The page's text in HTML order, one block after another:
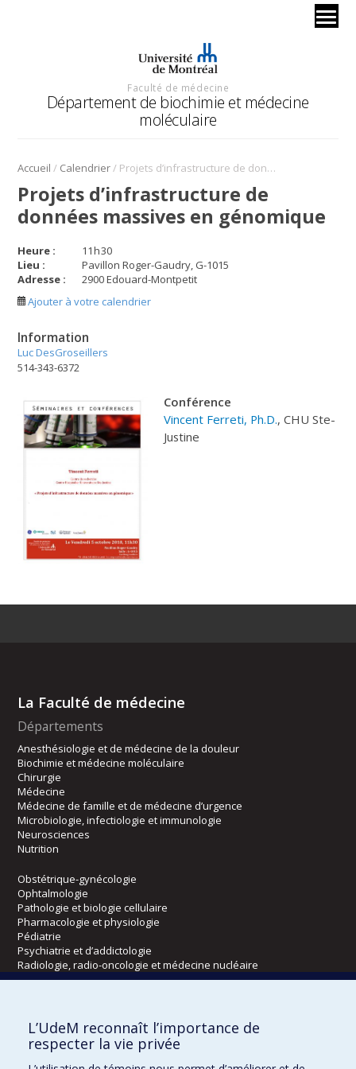
Faculté de médecine
Département de biochimie et médecine
moléculaire
Accueil / Calendrier/ Projets d’infrastructure de données massives en génomique
Projets d’infrastructure de
données massives en génomique
Heure : 11h30
Lieu :
Pavillon Roger-Gaudry, G-1015
Adresse :
2900 Edouard-Montpetit
Ajouter à votre calendrier
Information
Luc DesGroseillers
514-343-6372
Conférence
Vincent Ferreti, Ph.D., CHU Ste-
Justine
La Faculté de médecine
Départements
Anesthésiologie et de médecine de la douleur
Biochimie et médecine moléculaire
Chirurgie
Médecine
Médecine de famille et de médecine d’urgence
Microbiologie, infectiologie et immunologie
Neurosciences
Nutrition
Obstétrique-gynécologie
Ophtalmologie
Pathologie et biologie cellulaire
Pharmacologie et physiologie
Pédiatrie
Psychiatrie et d’addictologie
Radiologie, radio-oncologie et médecine nucléaire
Écoles
Kinésiologie et des sciences de l’activité physique
Orthophonie et audiologie
L’UdeM reconnaît l’importance de
respecter la vie privée